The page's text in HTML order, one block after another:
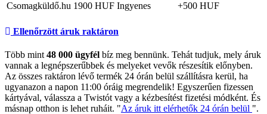
Csomagküldő.hu 1900 HUF Ingyenes +500 HUF
Ellenőrzött áruk raktáron
Több mint 48 000 ügyfél bíz meg bennünk. Tehát tudjuk, mely áruk
vannak a legnépszerűbbek és melyeket vevők részesítik előnyben.
Az összes raktáron lévő termék 24 órán belül szállításra kerül, ha
ugyanazon a napon 11:00 óráig megrendelik! Egyszerűen fizessen
kártyával, válassza a Twistót vagy a kézbesítést fizetési módként. És
másnap otthon is lehet ruháit. "Az áruk itt elérhetők 24 órán belül ".